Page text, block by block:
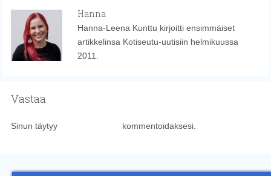
Hanna
Hanna-Leena Kunttu kirjoitti ensimmäiset
artikkelinsa Kotiseutu-uutisiin helmikuussa
2011.
Vastaa
Sinun täytyy kommentoidaksesi.